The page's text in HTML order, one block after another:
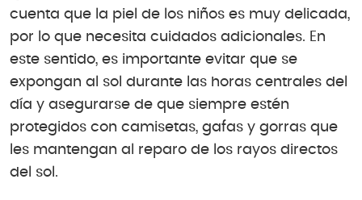
cuenta que la piel de los niños es muy delicada,
por lo que necesita cuidados adicionales. En
este sentido, es importante evitar que se
expongan al sol durante las horas centrales del
día y asegurarse de que siempre estén
protegidos con camisetas, gafas y gorras que
les mantengan al reparo de los rayos directos
del sol.